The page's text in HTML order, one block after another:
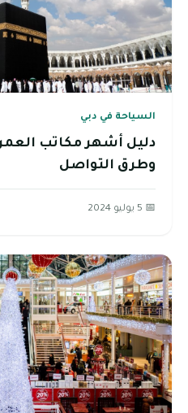
السياحة في دبي
دليل أشهر مكاتب
وطرق التواصل
📅 5 يوليو 2024